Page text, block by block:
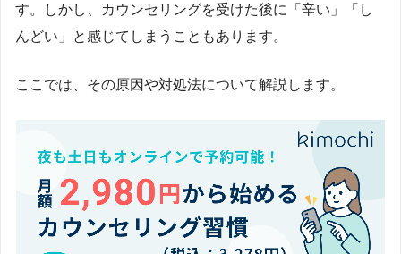
す。しかし、カウンセリングを受けた後に「辛い」「し
んどい」と感じてしまうこともあります。
ここでは、その原因や対処法について解説します。